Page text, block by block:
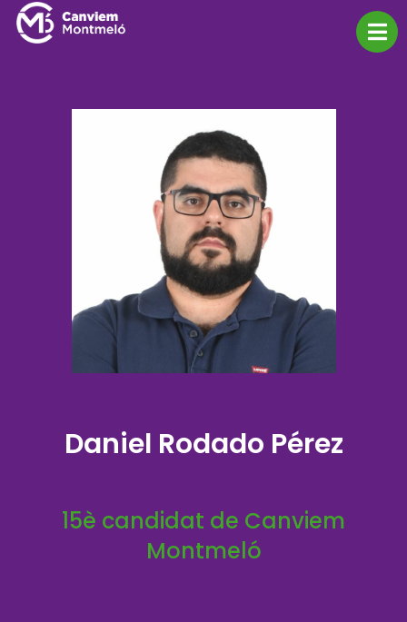
Daniel Rodado Pérez
15è candidat de Canviem
Montmeló